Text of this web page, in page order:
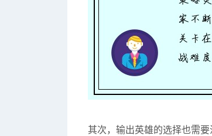
其次，输出英雄的选择也需